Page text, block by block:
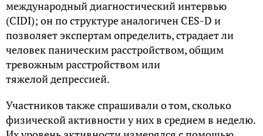
международный диагностический интервью
(CIDI); он по структуре аналогичен CES-D и
позволяет экспертам определить, страдает ли
человек паническим расстройством, общим
тревожным расстройством или
тяжелой депрессией.
Участников также спрашивали о том, сколько
физической активности у них в среднем в неделю.